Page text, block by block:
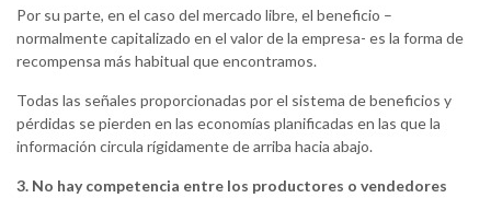
Por su parte, en el caso del mercado libre, el beneficio –
normalmente capitalizado en el valor de la empresa- es la forma de
recompensa más habitual que encontramos.
Todas las señales proporcionadas por el sistema de beneficios y
pérdidas se pierden en las economías planificadas en las que la
información circula rígidamente de arriba hacia abajo.
3. No hay competencia entre los productores o vendedores